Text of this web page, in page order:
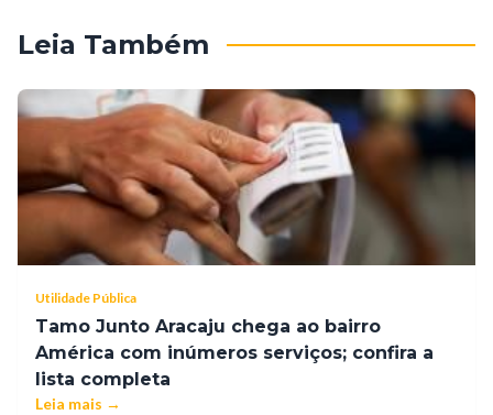
Leia Também
Utilidade Pública
Tamo Junto Aracaju chega ao bairro
América com inúmeros serviços; confira a
lista completa
Leia mais →